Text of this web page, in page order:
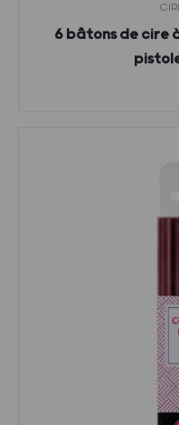
6 bâtons de cire